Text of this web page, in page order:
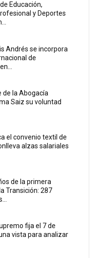
Educación,
y Deportes
Andrés se incorpora
de
de la Abogacía
Saiz su voluntad
el convenio textil de
alzas salariales
de la primera
Transición: 287
fija el 7 de
vista para analizar